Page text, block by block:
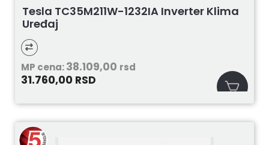
Tesla TC35M211W-1232IA Inverter Klima
Uređaj
MP cena:38.109,00 rsd
31.760,00 RSD